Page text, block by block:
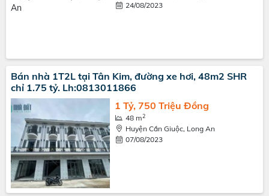
24/08/2023
Bán nhà 1T2L tại Tân Kim, đường xe hơi, 48m2 SHR
chỉ 1.75 tỷ. Lh:0813011866
1 Tỷ, 750 Triệu Đồng
48 m2
Huyện Cần Giuộc, Long An
07/08/2023